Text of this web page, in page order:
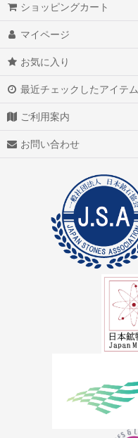
アゼツライト
アフガナイト
アップルグリーンファントム
アベンチュリン
アレキサンドライト
ショッピングカート
マイページ
お気に入り
最近チェックしたアイテム
ご利用案内
お問い合わせ